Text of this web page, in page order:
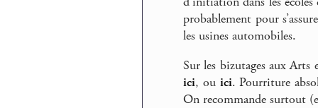
probablement pour
les usines automobiles.
Sur les bizutages aux
ici, ou ici. Pourriture
On recommande surtout